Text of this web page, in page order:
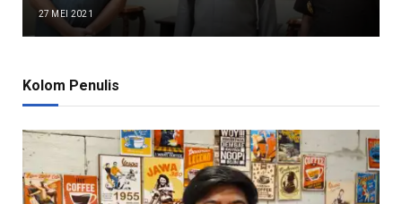
27 MEI 2021
Kolom Penulis